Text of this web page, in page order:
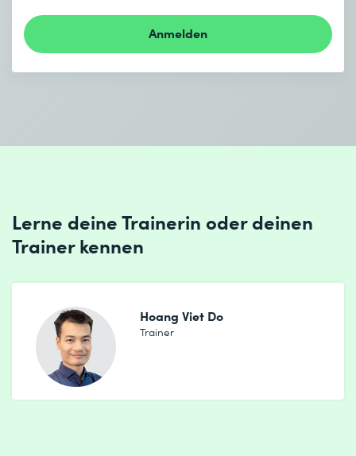
Anmelden
Lerne deine Trainerin oder deinen
Trainer kennen
Hoang Viet Do
Trainer